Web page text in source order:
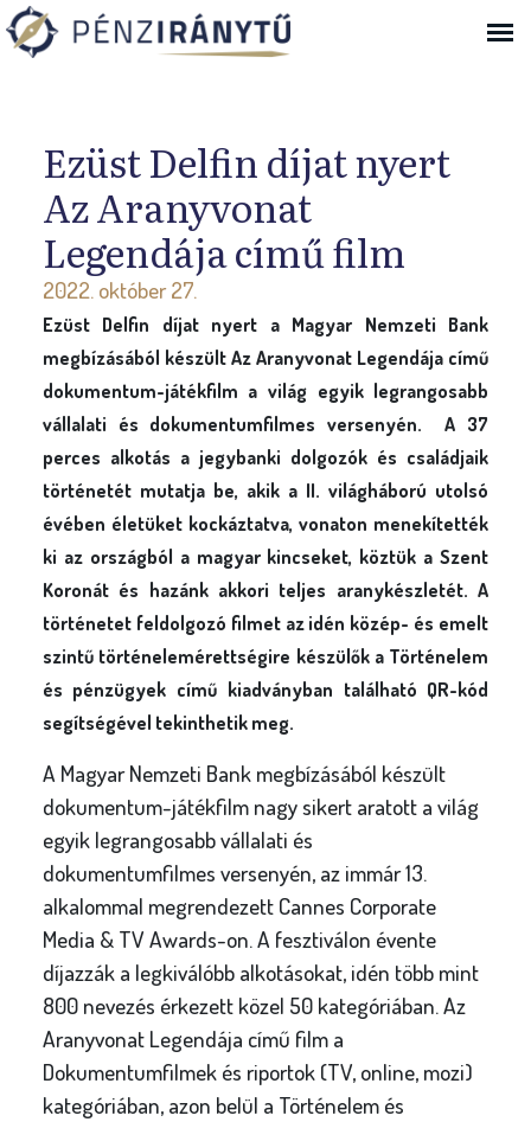
Ugrás a navigációhoz
Ezüst Delfin díjat nyert
Az Aranyvonat
Legendája című film
2022. október 27.
Ezüst Delfin díjat nyert a Magyar Nemzeti Bank
megbízásából készült Az Aranyvonat Legendája című
dokumentum-játékfilm a világ egyik legrangosabb
vállalati és dokumentumfilmes versenyén. A 37
perces alkotás a jegybanki dolgozók és családjaik
történetét mutatja be, akik a II. világháború utolsó
évében életüket kockáztatva, vonaton menekítették
ki az országból a magyar kincseket, köztük a Szent
Koronát és hazánk akkori teljes aranykészletét. A
történetet feldolgozó filmet az idén közép- és emelt
szintű történelemérettségire készülők a Történelem
és pénzügyek című kiadványban található QR-kód
segítségével tekinthetik meg.
A Magyar Nemzeti Bank megbízásából készült
dokumentum-játékfilm nagy sikert aratott a világ
egyik legrangosabb vállalati és
dokumentumfilmes versenyén, az immár 13.
alkalommal megrendezett Cannes Corporate
Media & TV Awards-on. A fesztiválon évente
díjazzák a legkiválóbb alkotásokat, idén több mint
800 nevezés érkezett közel 50 kategóriában. Az
Aranyvonat Legendája című film a
Dokumentumfilmek és riportok (TV, online, mozi)
kategóriában, azon belül a Történelem és